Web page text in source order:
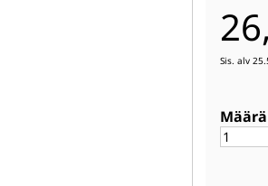
Sis. alv
Määrä